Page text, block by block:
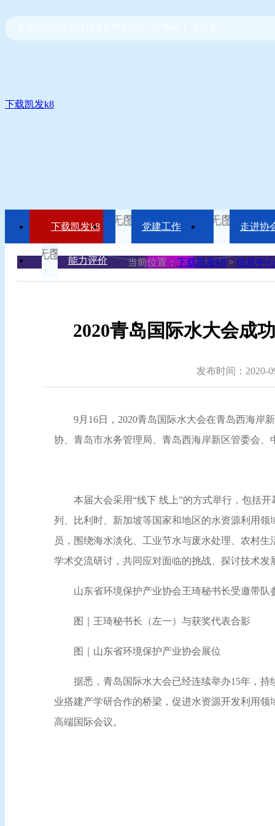
下载凯发k8
下载凯发k8 党建工作 走进协
能力评价 当前位置： 下载凯发k8 > 信息中心
2020青岛国际水大会成
发布时间：2020-
9月16日，2020青岛国际水大会在青岛西海岸
协、青岛市水务管理局、青岛西海岸新区管委会
本届大会采用“线下 线上”的方式举行，包括
列、比利时、新加坡等国家和地区的水资源利用
员，围绕海水淡化、工业节水与废水处理、农村
学术交流研讨，共同应对面临的挑战、探讨技术
山东省环境保护产业协会王琦秘书长受邀带
图｜王琦秘书长（左一）与获奖代表合影
图｜山东省环境保护产业协会展位
据悉，青岛国际水大会已经连续举办15年，
业搭建产学研合作的桥梁，促进水资源开发利用
高端国际会议。